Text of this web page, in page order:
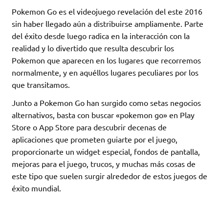
Pokemon Go es el videojuego revelación del este 2016
sin haber llegado aún a distribuirse ampliamente. Parte
del éxito desde luego radica en la interacción con la
realidad y lo divertido que resulta descubrir los
Pokemon que aparecen en los lugares que recorremos
normalmente, y en aquéllos lugares peculiares por los
que transitamos.
Junto a Pokemon Go han surgido como setas negocios
alternativos, basta con buscar «pokemon go» en Play
Store o App Store para descubrir decenas de
aplicaciones que prometen guiarte por el juego,
proporcionarte un widget especial, fondos de pantalla,
mejoras para el juego, trucos, y muchas más cosas de
este tipo que suelen surgir alrededor de estos juegos de
éxito mundial.